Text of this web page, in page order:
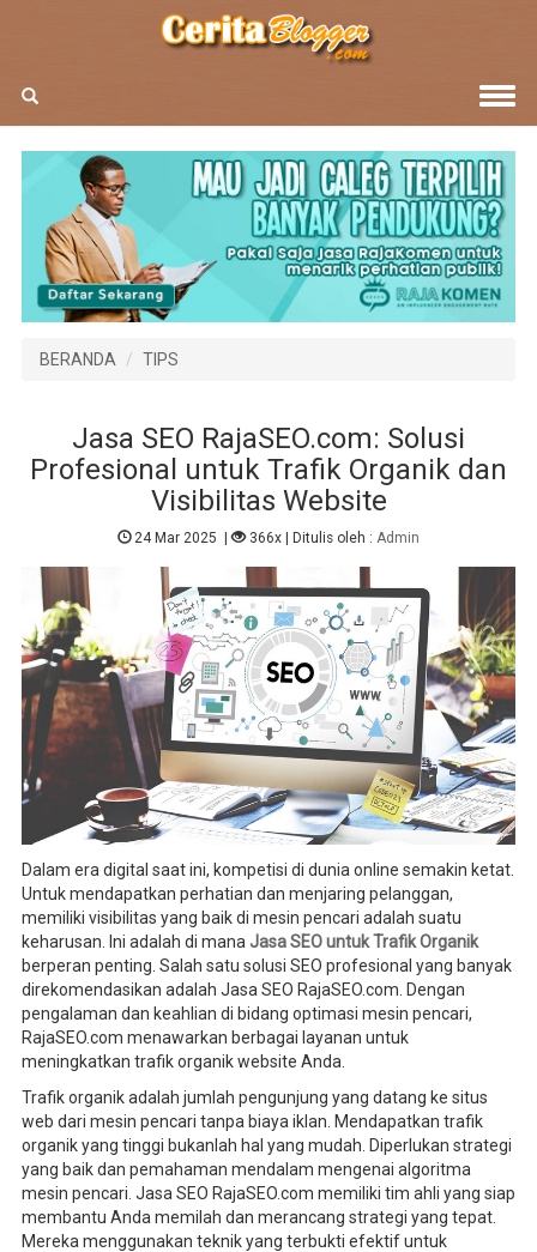
BERANDA TIPS
Jasa SEO RajaSEO.com: Solusi
Profesional untuk Trafik Organik dan
Visibilitas Website
24 Mar 2025 | 366x | Ditulis oleh :Admin
Dalam era digital saat ini, kompetisi di dunia online semakin ketat.
Untuk mendapatkan perhatian dan menjaring pelanggan,
memiliki visibilitas yang baik di mesin pencari adalah suatu
keharusan. Ini adalah di mana Jasa SEO untuk Trafik Organik
berperan penting. Salah satu solusi SEO profesional yang banyak
direkomendasikan adalah Jasa SEO RajaSEO.com. Dengan
pengalaman dan keahlian di bidang optimasi mesin pencari,
RajaSEO.com menawarkan berbagai layanan untuk
meningkatkan trafik organik website Anda.
Trafik organik adalah jumlah pengunjung yang datang ke situs
web dari mesin pencari tanpa biaya iklan. Mendapatkan trafik
organik yang tinggi bukanlah hal yang mudah. Diperlukan strategi
yang baik dan pemahaman mendalam mengenai algoritma
mesin pencari. Jasa SEO RajaSEO.com memiliki tim ahli yang siap
membantu Anda memilah dan merancang strategi yang tepat.
Mereka menggunakan teknik yang terbukti efektif untuk